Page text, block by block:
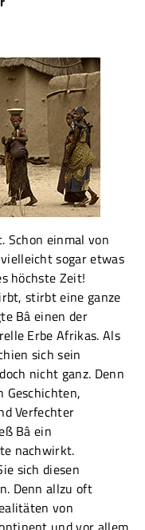
Schon einmal von
sogar etwas
höchste Zeit!
stirbt eine ganze
Bâ einen der
Erbe Afrikas. Als
sich sein
nicht ganz. Denn
Geschichten,
Verfechter
Bâ ein
nachwirkt.
sich diesen
Denn allzu oft
von